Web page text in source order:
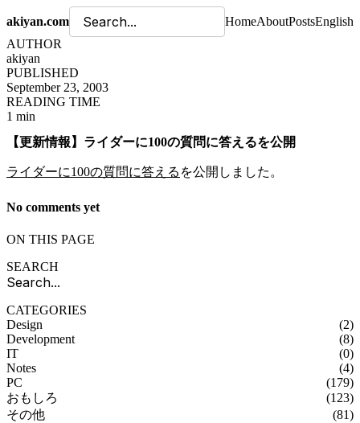
akiyan.com HomeAboutPostsEnglish
AUTHOR
akiyan
PUBLISHED
September 23, 2003
READING TIME
1 min
【更新情報】ライダーに100の質問に答えるを公開
ライダーに100の質問に答える を公開しました。
No comments yet
ON THIS PAGE
SEARCH
CATEGORIES
Design
(2)
Development
(8)
IT
(0)
Notes
(4)
PC
(179)
おもしろ
(123)
その他
(81)